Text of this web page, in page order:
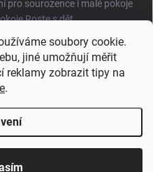
soubory cookie.
jiné umožňují měřit
reklamy zobrazit tipy na
.
pro sourozence i malé pokoje
Roste s dět...
pro malé prostory i
vašemu živo...
práva vyhrazena.Upravit